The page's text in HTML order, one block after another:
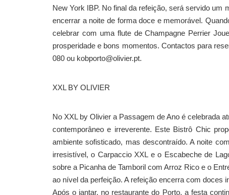
New York IBP. No final da refeição, será servido
encerrar a noite de forma doce e memorável.
celebrar com uma flute de Champagne Perrier
prosperidade e bons momentos. Contactos para
080 ou kobporto@olivier.pt.
XXL BY OLIVIER
No XXL by Olivier a Passagem de Ano é celebrada
contemporâneo e irreverente. Este Bistrô Chic
ambiente sofisticado, mas descontraído. A noite
irresistível, o Carpaccio XXL e o Escabeche de
sobre a Picanha de Tamboril com Arroz Rico e o
ao nível da perfeição. A refeição encerra com doces
Após o jantar, no restaurante do Porto, a festa